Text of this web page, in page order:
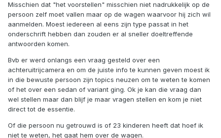
Misschien dat "het voorstellen" misschien niet nadrukkelijk op de
persoon zelf moet vallen maar op de wagen waarvoor hij zich wil
aanmelden. Moest iedereen al eens zijn type passat in het
onderschrift hebben dan zouden er al sneller doeltreffende
antwoorden komen.
Bvb er werd onlangs een vraag gesteld over een
achteruitrijcamera en om de juiste info te kunnen geven moest ik
in die bewuste persoon zijn topics neuzen om te weten te komen
of het over een sedan of variant ging. Ok je kan die vraag dan
wel stellen maar dan blijf je maar vragen stellen en kom je niet
direct tot de essentie.
Of die persoon nu getrouwd is of 23 kinderen heeft dat hoef ik
niet te weten, het gaat hem over de wagen.